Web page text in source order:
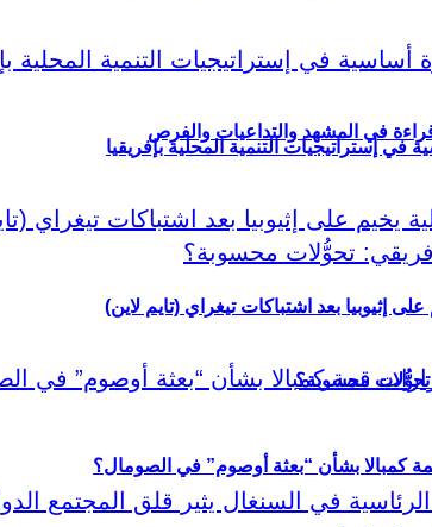
في المشهد والتداعيات والفرص
تحوُّلات محسوبة؟
في إستراتيجيات التنمية المحلية بإفريقيا
إثيوبيا بعد اشتباكات تيغراي (تايم لاين)